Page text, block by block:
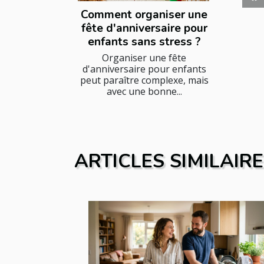
Comment organiser une
fête d'anniversaire pour
enfants sans stress ?
Organiser une fête
d'anniversaire pour enfants
peut paraître complexe, mais
avec une bonne...
ARTICLES